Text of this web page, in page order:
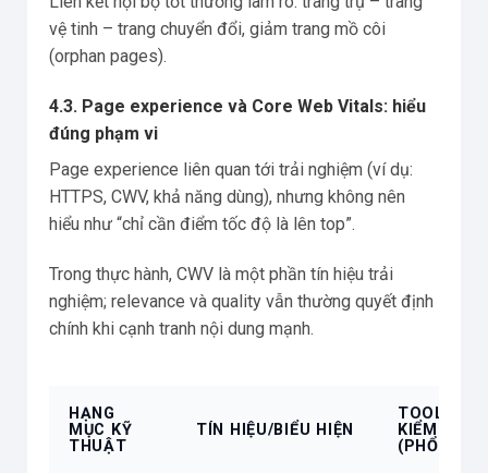
vệ tinh – trang chuyển đổi, giảm trang mồ côi
(orphan pages).
4.3. Page experience và Core Web Vitals: hiểu
đúng phạm vi
Page experience liên quan tới trải nghiệm (ví dụ:
HTTPS, CWV, khả năng dùng), nhưng không nên
hiểu như “chỉ cần điểm tốc độ là lên top”.
Trong thực hành, CWV là một phần tín hiệu trải
nghiệm; relevance và quality vẫn thường quyết định
chính khi cạnh tranh nội dung mạnh.
HẠNG
MỤC KỸ
THUẬT
TÍN HIỆU/BIỂU HIỆN
TOOL
KIỂM TRA
(PHỔ BIẾN)